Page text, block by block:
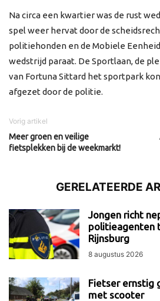
Na circa een kwartier was de rust
spel weer hervat door de
politiehonden en de Mobiele
wedstrijd paraat. De Sportlaan, de
van Fortuna Sittard het sportpark
afgezet door de politie.
Vorig artikel
Meer groen en veilige
fietsplekken bij de weekmarkt!
GERELATEERDE
Jongen richt
politieagenten
Rijnsburg
8 augustus 2026
Fietser ernstig
met scooter